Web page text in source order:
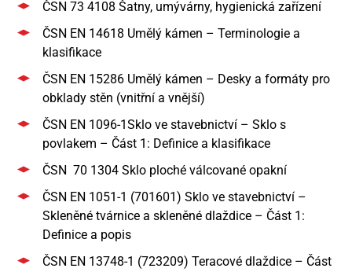
ČSN 73 4108 Šatny, umývárny, hygienická zařízení
ČSN EN 14618 Umělý kámen – Terminologie a
klasifikace
ČSN EN 15286 Umělý kámen – Desky a formáty pro
obklady stěn (vnitřní a vnější)
ČSN EN 1096-1Sklo ve stavebnictví – Sklo s
povlakem – Část 1: Definice a klasifikace
ČSN 70 1304 Sklo ploché válcované opakní
ČSN EN 1051-1 (701601) Sklo ve stavebnictví –
Skleněné tvárnice a skleněné dlaždice – Část 1:
Definice a popis
ČSN EN 13748-1 (723209) Teracové dlaždice – Část